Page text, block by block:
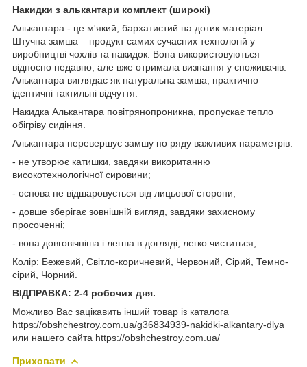
Накидки з алькантари комплект (широкі)
Алькантара - це м'який, бархатистий на дотик матеріал.
Штучна замша – продукт самих сучасних технологій у
виробництві чохлів та накидок. Вона використовуються
відносно недавно, але вже отримала визнання у споживачів.
Алькантара виглядає як натуральна замша, практично
ідентичні тактильні відчуття.
Накидка Алькантара повітрянопроникна, пропускає тепло
обігріву сидіння.
Алькантара перевершує замшу по ряду важливих параметрів:
- не утворює катишки, завдяки викоританню
високотехнологічної сировини;
- основа не відшаровується від лицьової сторони;
- довше зберігає зовнішній вигляд, завдяки захисному
просоченні;
- вона довговічніша і легша в догляді, легко чиститься;
Колір: Бежевий, Світло-коричневий, Червоний, Сірий, Темно-
сірий, Чорний.
ВІДПРАВКА: 2-4 робочих дня.
Можливо Вас зацікавить інший товар із каталога
https://obshchestroy.com.ua/g36834939-nakidki-alkantary-dlya
или нашего сайта https://obshchestroy.com.ua/
Приховати